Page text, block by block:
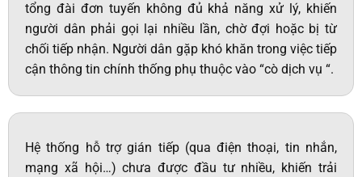
tổng đài đơn tuyến không đủ khả năng xử lý, khiến
người dân phải gọi lại nhiều lần, chờ đợi hoặc bị từ
chối tiếp nhận. Người dân gặp khó khăn trong việc tiếp
cận thông tin chính thống phụ thuộc vào “cò dịch vụ “.
Hệ thống hỗ trợ gián tiếp (qua điện thoại, tin nhắn,
mạng xã hội…) chưa được đầu tư nhiều, khiến trải